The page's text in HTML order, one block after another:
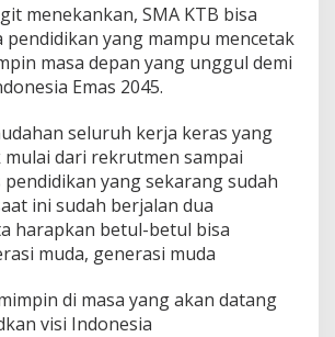
menekankan, SMA KTB bisa
pendidikan yang mampu mencetak
masa depan yang unggul demi
Emas 2045.
seluruh kerja keras yang
dari rekrutmen sampai
yang sekarang sudah
ini sudah berjalan dua
harapkan betul-betul bisa
muda, generasi muda
di masa yang akan datang
visi Indonesia